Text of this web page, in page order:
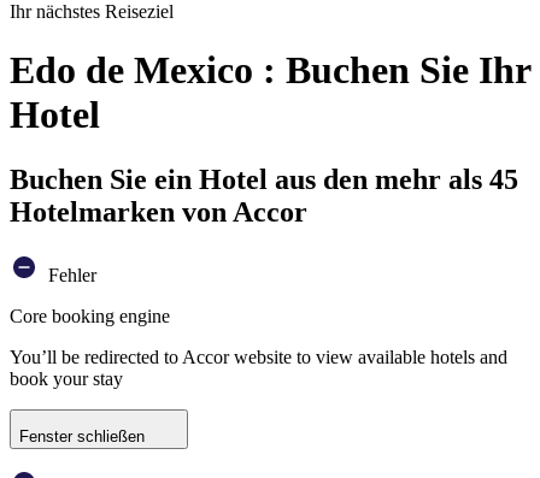
Ihr nächstes Reiseziel
Edo de Mexico : Buchen Sie Ihr
Hotel
Buchen Sie ein Hotel aus den mehr als 45
Hotelmarken von Accor
Fehler
Core booking engine
You’ll be redirected to Accor website to view available hotels and
book your stay
Fenster schließen